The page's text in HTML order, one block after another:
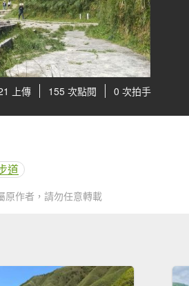
上傳 155 次點閱 0 次拍手
道
原作者，請勿任意轉載